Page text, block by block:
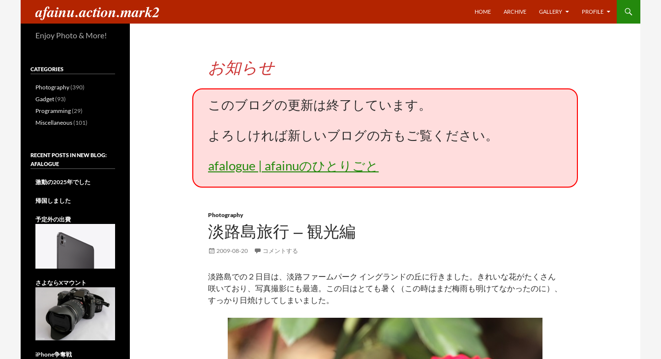
afainu.action.mark2 HOME ARCHIVE GALLERY PROFILE
お知らせ
このブログの更新は終了しています。
よろしければ新しいブログの方もご覧ください。
afalogue | afainuのひとりごと
Photography
淡路島旅行 – 観光編
2009-08-20 コメントする
淡路島での２日目は、淡路ファームパーク イングランドの丘に行きました。きれいな花がたくさん
咲いており、写真撮影にも最適。この日はとても暑く（この時はまだ梅雨も明けてなかったのに）、
すっかり日焼けしてしまいました。
Enjoy Photo & More!
CATEGORIES
Photography(390)
Gadget(93)
Programming(29)
Miscellaneous(101)
RECENT POSTS IN NEW BLOG:
AFALOGUE
激動の2025年でした
帰国しました
予定外の出費
さよならXマウント
iPhone争奪戦